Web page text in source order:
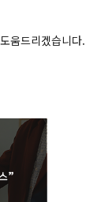
움드리겠습니다.